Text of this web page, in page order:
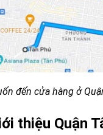
đến cửa hàng ở
thiệu Quận